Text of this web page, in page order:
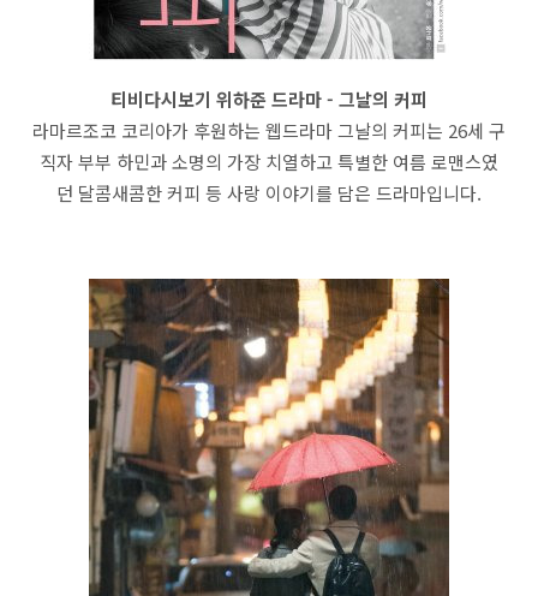
티비다시보기 위하준 드라마 - 그날의 커피
라마르조코 코리아가 후원하는 웹드라마 그날의 커피는 26세 구
직자 부부 하민과 소명의 가장 치열하고 특별한 여름 로맨스였
던 달콤새콤한 커피 등 사랑 이야기를 담은 드라마입니다.